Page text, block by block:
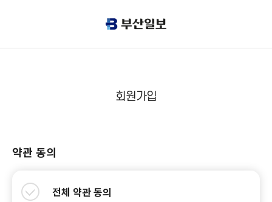
회원가입
약관 동의
전체 약관 동의